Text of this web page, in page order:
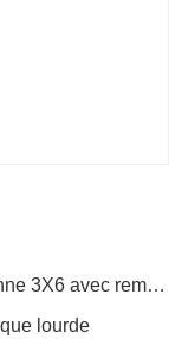
précédent : Adaptateur de pale d'éolienne 3X6 avec remorque modulaire
lourde